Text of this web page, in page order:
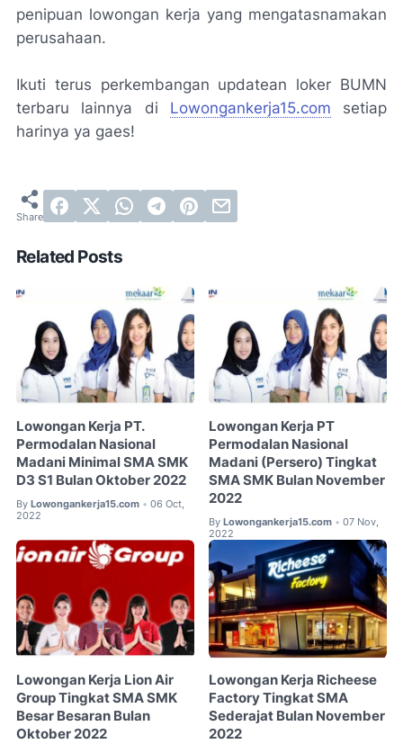
penipuan lowongan kerja yang mengatasnamakan
perusahaan.
Ikuti terus perkembangan updatean loker BUMN
terbaru lainnya di Lowongankerja15.com setiap
harinya ya gaes!
Related Posts
Lowongan Kerja PT.
Permodalan Nasional
Madani Minimal SMA SMK
D3 S1 Bulan Oktober 2022
By Lowongankerja15.com • 06 Oct,
2022
Lowongan Kerja PT
Permodalan Nasional
Madani (Persero) Tingkat
SMA SMK Bulan November
2022
By Lowongankerja15.com • 07 Nov,
2022
Lowongan Kerja Lion Air
Group Tingkat SMA SMK
Besar Besaran Bulan
Oktober 2022
Lowongan Kerja Richeese
Factory Tingkat SMA
Sederajat Bulan November
2022